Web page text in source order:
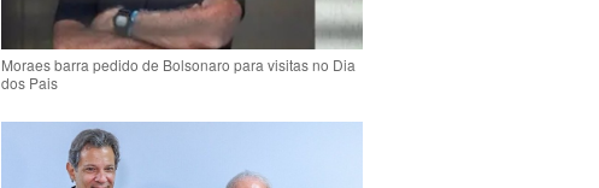
Moraes barra pedido de Bolsonaro para visitas no Dia
dos Pais